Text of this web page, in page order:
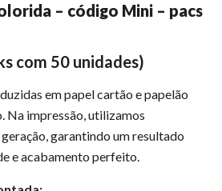
– código Mini – pacs
com 50 unidades)
em papel cartão e papelão
Na impressão, utilizamos
garantindo um resultado
e acabamento perfeito.